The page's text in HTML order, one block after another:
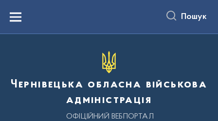
вмістуMenu Пошук
Чернівецька обласна військова
адміністрація
ОФІЦІЙНИЙ ВЕБПОРТАЛ